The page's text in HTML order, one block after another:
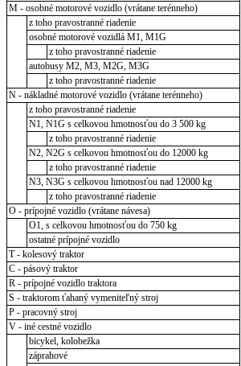
M - osobné motorové vozidlo (vrátane terénneho)
z toho pravostranné riadenie
osobné motorové vozidlá M1, M1G
z toho pravostranné riadenie
autobusy M2, M3, M2G, M3G
z toho pravostranné riadenie
N - nákladné motorové vozidlo (vrátane terénneho)
z toho pravostranné riadenie
N1, N1G s celkovou hmotnosťou do 3 500 kg
z toho pravostranné riadenie
N2, N2G s celkovou hmotnosťou do 12000 kg
z toho pravostranné riadenie
N3, N3G s celkovou hmotnosťou nad 12000 kg
z toho pravostranné riadenie
O - prípojné vozidlo (vrátane návesa)
O1, s celkovou hmotnosťou do 750 kg
ostatné prípojné vozidlo
T - kolesový traktor
C - pásový traktor
R - prípojné vozidlo traktora
S - traktorom ťahaný vymeniteľný stroj
P - pracovný stroj
V - iné cestné vozidlo
bicykel, kolobežka
záprahové